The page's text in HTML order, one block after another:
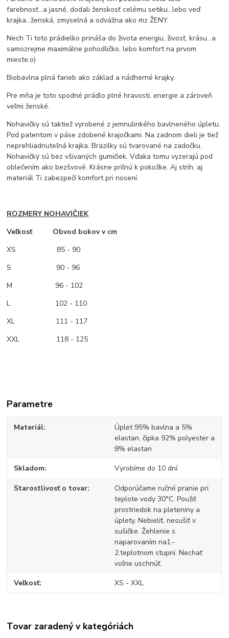
farebnosť...a jasné, dodali ženskosť celému setiku...lebo veď
krajka...ženská, zmyselná a odvážna ako mz ŽENY.
Nech Ti toto prádielko prináša do života energiu, živosť, krásu...a
samozrejme maximálne pohodličko, lebo komfort na prvom
mieste:o)
Biobavlna plná farieb ako základ a nádherné krajky.
Pre mňa je toto spodné prádlo plné hravosti, energie a zároveň
veľmi ženské.
Nohavičky sú taktiež vyrobené z jemnulinkého bavlneného úpletu.
Pod patentom v páse zdobené krajočkami. Na zadnom dieli je tiež
neprehliadnuteľná krajka. Brazilky sú tvarované na zadočku.
Nohavičký sú bez všivaných gumičiek. Vďaka tomu vyzerajú pod
oblečením ako bezšvové. Krásne priľnú k pokožke. Aj strih, aj
materiál Ti zabezpečí komfort pri nosení.
ROZMERY NOHAVIČIEK
Veľkosť Obvod bokov v cm
XS
85 - 90
S 90 - 96
M
96 - 102
L 102 - 110
XL 111 - 117
XXL 118 - 125
Parametre
Materiál
Úplet 95% bavlna a 5%
elastan, čipka 92% polyester a
8% elastan
Skladom Vyrobíme do 10 dní
Starostlivosť o tovar
Odporúčame ručné pranie pri
teplote vody 30°C. Použiť
prostriedok na pleteniny a
úplety. Nebieliť, nesušiť v
sušičke. Žehlenie s
naparovaním na1.-
2.teplotnom stupni. Nechať
voľne uschnúť.
Veľkosť XS - XXL
Tovar zaradený v kategóriách